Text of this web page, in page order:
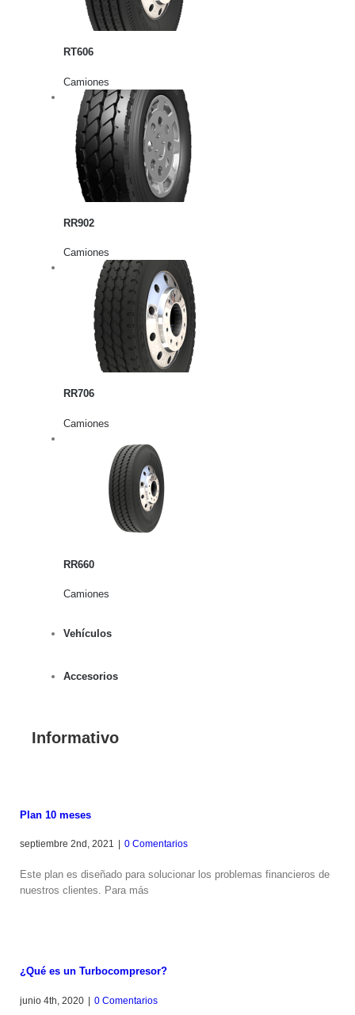
RT606
Camiones
RR902
Camiones
RR706
Camiones
RR660
Camiones
Vehículos
Accesorios
Informativo
Plan 10 meses
septiembre 2nd, 2021 0 Comentarios
Este plan es diseñado para solucionar los problemas financieros de
nuestros clientes. Para más
¿Qué es un Turbocompresor?
junio 4th, 2020 | 0 Comentarios